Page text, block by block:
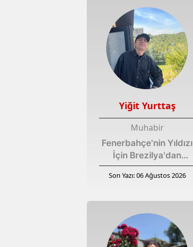
Yiğit Yurttaş
Muhabir
Fenerbahçe'nin Yıldızı
İçin Brezilya'dan
Çarpıcı İtiraf
Son Yazı: 06 Ağustos 2026